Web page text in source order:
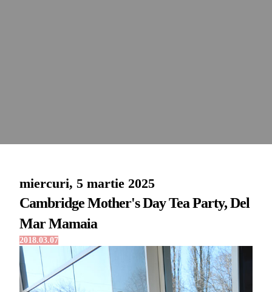
miercuri, 5 martie 2025
Cambridge Mother's Day Tea Party, Del
Mar Mamaia
2018.03.07